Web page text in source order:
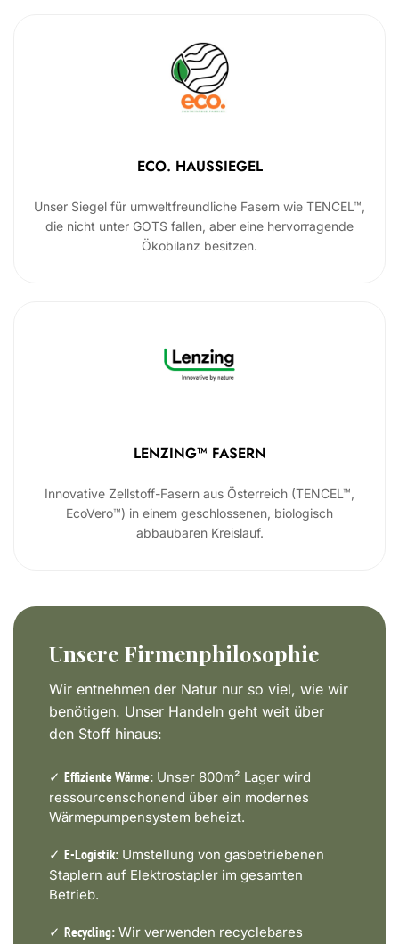
ECO. HAUSSIEGEL
Unser Siegel für umweltfreundliche Fasern wie TENCEL™,
die nicht unter GOTS fallen, aber eine hervorragende
Ökobilanz besitzen.
LENZING™ FASERN
Innovative Zellstoff-Fasern aus Österreich (TENCEL™,
EcoVero™) in einem geschlossenen, biologisch
abbaubaren Kreislauf.
Unsere Firmenphilosophie
Wir entnehmen der Natur nur so viel, wie wir
benötigen. Unser Handeln geht weit über
den Stoff hinaus:
✓ Effiziente Wärme: Unser 800m² Lager wird
ressourcenschonend über ein modernes
Wärmepumpensystem beheizt.
✓ E-Logistik: Umstellung von gasbetriebenen
Staplern auf Elektrostapler im gesamten
Betrieb.
✓ Recycling: Wir verwenden recyclebares